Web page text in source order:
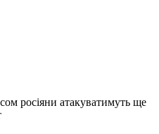
росіяни атакуватимуть ще